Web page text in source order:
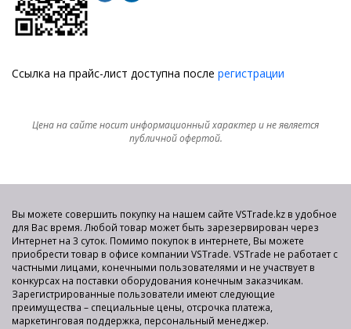
Ссылка на прайс-лист доступна после регистрации
Цена на сайте носит информационный характер и не является
публичной офертой.
Вы можете совершить покупку на нашем сайте VSTrade.kz в удобное
для Вас время. Любой товар может быть зарезервирован через
Интернет на 3 суток. Помимо покупок в интернете, Вы можете
приобрести товар в офисе компании VSTrade. VSTrade не работает с
частными лицами, конечными пользователями и не участвует в
конкурсах на поставки оборудования конечным заказчикам.
Зарегистрированные пользователи имеют следующие
преимущества – специальные цены, отсрочка платежа,
маркетинговая поддержка, персональный менеджер.